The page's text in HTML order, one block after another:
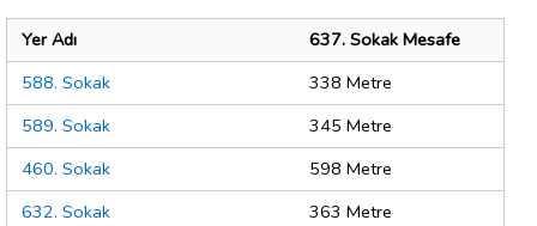
Yer Adı
637. Sokak Mesafe
588. Sokak
338 Metre
589. Sokak
345 Metre
460. Sokak
598 Metre
632. Sokak
363 Metre